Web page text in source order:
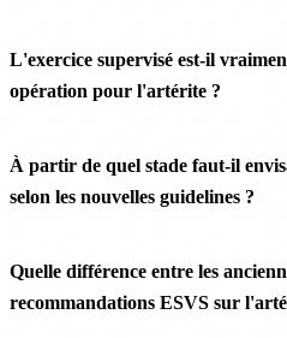
L'exercice supervisé est-il
opération pour l'artérite ?
À partir de quel stade faut-il
selon les nouvelles guidelines ?
Quelle différence entre les
recommandations ESVS sur